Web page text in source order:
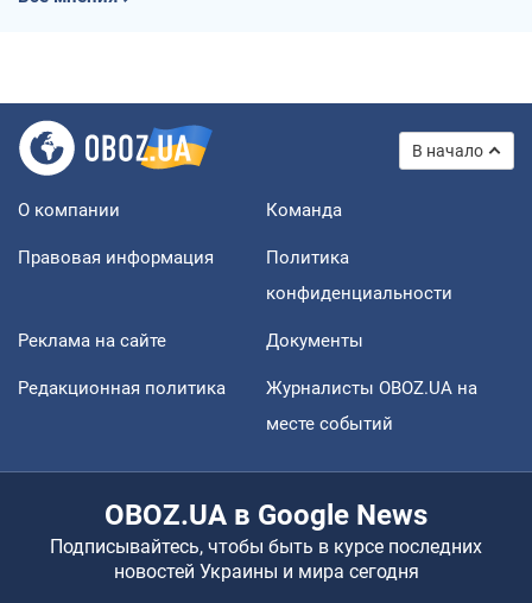
В начало
О компании Команда
Правовая информация
Политика
конфиденциальности
Реклама на сайте Документы
Редакционная политика
Журналисты OBOZ.UA на
месте событий
OBOZ.UA в Google News
Подписывайтесь, чтобы быть в курсе последних
новостей Украины и мира сегодня